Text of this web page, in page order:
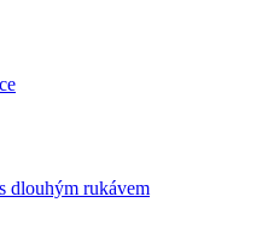
dlouhým rukávem